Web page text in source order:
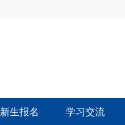
新生报名 学习交流